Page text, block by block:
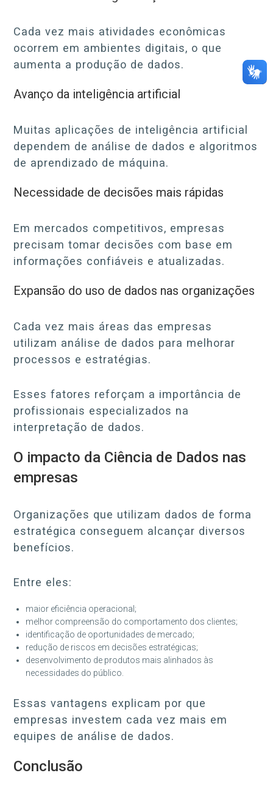
Cada vez mais atividades econômicas
ocorrem em ambientes digitais, o que
aumenta a produção de dados.
Avanço da inteligência artificial
Muitas aplicações de inteligência artificial
dependem de análise de dados e algoritmos
de aprendizado de máquina.
Necessidade de decisões mais rápidas
Em mercados competitivos, empresas
precisam tomar decisões com base em
informações confiáveis e atualizadas.
Expansão do uso de dados nas organizações
Cada vez mais áreas das empresas
utilizam análise de dados para melhorar
processos e estratégias.
Esses fatores reforçam a importância de
profissionais especializados na
interpretação de dados.
O impacto da Ciência de Dados nas
empresas
Organizações que utilizam dados de forma
estratégica conseguem alcançar diversos
benefícios.
Entre eles:
maior eficiência operacional;
melhor compreensão do comportamento dos clientes;
identificação de oportunidades de mercado;
redução de riscos em decisões estratégicas;
desenvolvimento de produtos mais alinhados às
necessidades do público.
Essas vantagens explicam por que
empresas investem cada vez mais em
equipes de análise de dados.
Conclusão